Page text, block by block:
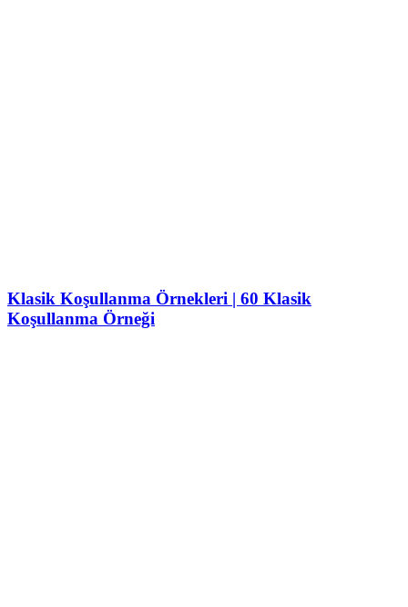
Klasik Koşullanma Örnekleri | 60 Klasik
Koşullanma Örneği